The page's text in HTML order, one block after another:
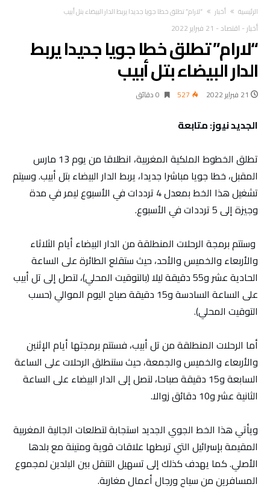
‫الرئيسية‬ أخبار “لارام” تطلق خطا جويا جديدا يربط الدار البيضاء بتل أبيب
أخبار- اقتصاد- 21 فبراير 2022
“لارام” تطلق خطا جويا جديدا يربط
الدار البيضاء بتل أبيب
21 فبراير 2022 527 0 ‫دقائق‬
الجديد نيوز: متابعة
تطلق الخطوط الملكية المغربية، انطلاقا من يوم 13 مارس
المقبل، خطا جويا مباشرا جديدا، يربط الدار البيضاء بتل أبيب. وسيتم
تشغيل هذا الخط بمعدل 4 ترددات في الأسبوع ليمر في مدة
وجيزة إلى 5 ترددات في الأسبوع.
وستتم برمجة الرحلات المنطلقة من الدار البيضاء أيام الثلاثاء
والأربعاء والخميس والأحد، حيث ستقلع الطائرة على الساعة
الحادية عشر و55 دقيقة ليلا (بالتوقيت المحلي)، لتصل إلى تل أبيب
على الساعة السادسة و15 دقيقة صباح اليوم الموالي (حسب
التوقيت المحلي).
أما الرحلات المنطلقة من تل أبيب، فستتم برمجتها أيام الإثنين
والأربعاء والخميس والجمعة، حيث ستنطلق الرحلات على الساعة
السابعة و15 دقيقة صباحا، لتصل إلى الدار البيضاء على الساعة
الثانية عشر و10 دقائق زوالا.
ويأتي هذا الخط الجوي الجديد استجابة لتطلعات الجالية المغربية
المقيمة بإسرائيل التي تربطها علاقات قوية ومتينة مع بلدها
الأصلي. كما يهدف كذلك إلى تسهيل التنقل بين البلدين لمجموع
المسافرين من سياح ورجال أعمال مغاربة.